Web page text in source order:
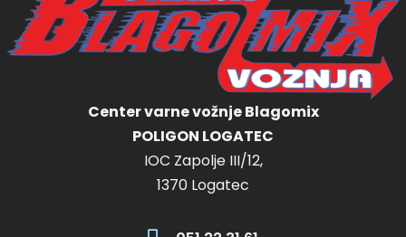
Center varne vožnje Blagomix
POLIGON LOGATEC
IOC Zapolje III/12,
1370 Logatec